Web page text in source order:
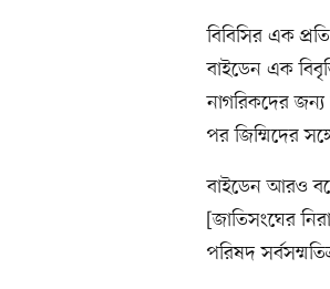
বিবিসির এক
বাইডেন এক
নাগরিকদের
পর জিম্মিদের
বাইডেন আরও
[জাতিসংঘের
পরিষদ